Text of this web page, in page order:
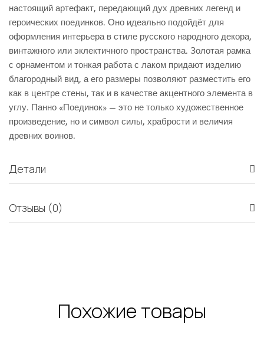
настоящий артефакт, передающий дух древних легенд и
героических поединков. Оно идеально подойдёт для
оформления интерьера в стиле русского народного декора,
винтажного или эклектичного пространства. Золотая рамка
с орнаментом и тонкая работа с лаком придают изделию
благородный вид, а его размеры позволяют разместить его
как в центре стены, так и в качестве акцентного элемента в
углу. Панно «Поединок» — это не только художественное
произведение, но и символ силы, храбрости и величия
древних воинов.
Детали
Отзывы (0)
Похожие товары